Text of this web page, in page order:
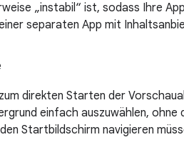
„instabil“ ist, sodass Ihre
separaten App mit
direkten Starten der
einfach auszuwählen, ohne
Startbildschirm navigieren